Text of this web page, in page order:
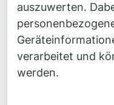
auszuwerten.
verarbeitet und
werden.